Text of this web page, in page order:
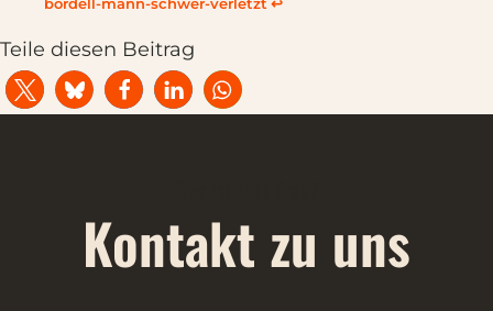
Teile diesen Beitrag
Kontakt zu uns